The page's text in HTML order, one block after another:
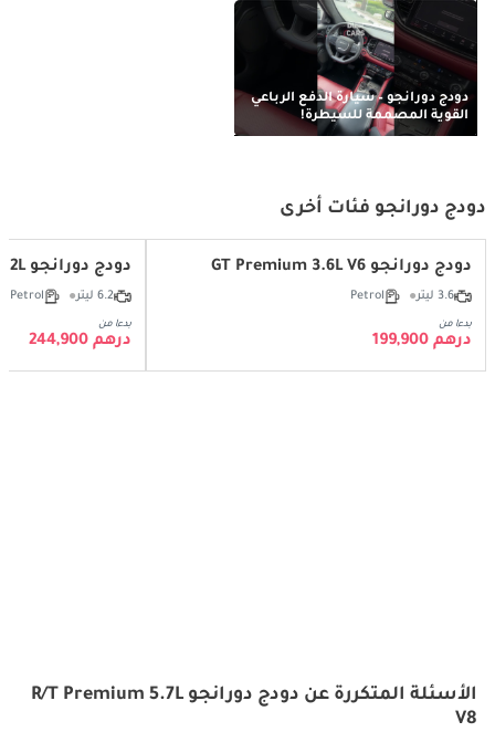
دودج دورانجو – سيارة الدفع الرباعي
القوية المصممة للسيطرة!
دودج دورانجو فئات أخرى
دودج دورانجو GT Premium 3.6L V6
3.6 ليتر Petrol
بدءا من
درهم 199,900
دودج دورانجو SRT HellCat Premium 6.2L
6.2 ليتر Petrol
بدءا من
درهم 244,900
الأسئلة المتكررة عن دودج دورانجو R/T Premium 5.7L
V8